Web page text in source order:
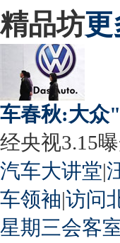
精品坊更
车春秋:大众
经央视3.15
汽车大讲堂|
车领袖|访问
星期三会客